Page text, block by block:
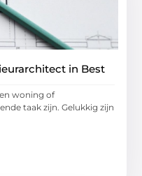
in Best
woning of
taak zijn. Gelukkig zijn